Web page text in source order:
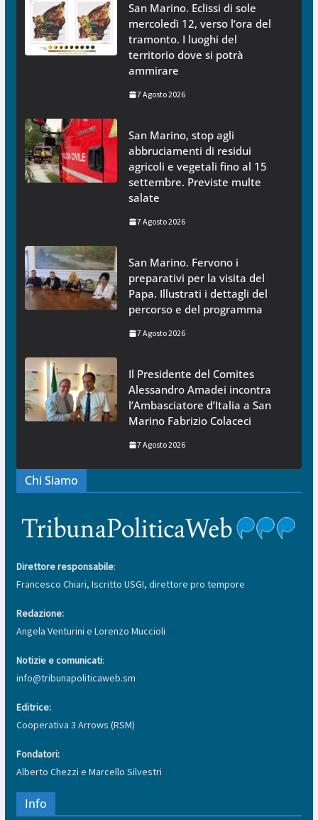
San Marino. Eclissi di sole
mercoledì 12, verso l’ora del
tramonto. I luoghi del
territorio dove si potrà
ammirare
7 Agosto 2026
San Marino, stop agli
abbruciamenti di residui
agricoli e vegetali fino al 15
settembre. Previste multe
salate
7 Agosto 2026
San Marino. Fervono i
preparativi per la visita del
Papa. Illustrati i dettagli del
percorso e del programma
7 Agosto 2026
Il Presidente del Comites
Alessandro Amadei incontra
l’Ambasciatore d’Italia a San
Marino Fabrizio Colaceci
7 Agosto 2026
Chi Siamo
Direttore responsabile:
Francesco Chiari, Iscritto USGI, direttore pro tempore
Redazione:
Angela Venturini e Lorenzo Muccioli
Notizie e comunicati:
info@tribunapoliticaweb.sm
Editrice:
Cooperativa 3 Arrows (RSM)
Fondatori:
Alberto Chezzi e Marcello Silvestri
Info